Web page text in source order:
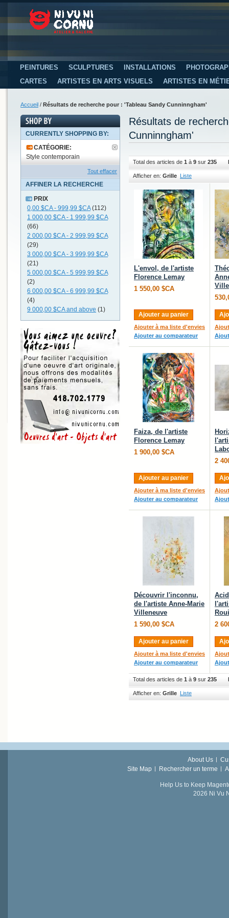
PEINTURES SCULPTURES INSTALLATIONS
CARTES
ARTISTES EN ARTS VISUELS ARTISTES EN
Accueil / Résultats de recherche pour : 'Tableau Sandy Cunninngham'
Résultats de
Cunninngham'
Total des articles de 1 à 9 sur 235
Afficher en: Grille Liste
L'envol, de l'artiste
Florence Lemay
1 550,00 $CA
Ajouter au panier
Ajouter à ma liste d'envies
Ajouter au comparateur
Faiza, de l'artiste
Florence Lemay
1 900,00 $CA
Ajouter au panier
Ajouter à ma liste d'envies
Ajouter au comparateur
2
Découvrir l'inconnu,
de l'artiste Anne-Marie
Villeneuve
1 590,00 $CA
Ajouter au panier
Ajouter à ma liste d'envies
Ajouter au comparateur
2
Total des articles de 1 à 9 sur 235
Afficher en: Grille Liste
CURRENTLY SHOPPING BY:
CATÉGORIE:
Style contemporain
Tout effacer
AFFINER LA RECHERCHE
PRIX
0,00 $CA- 999,99 $CA(112)
1 000,00 $CA- 1 999,99 $CA
(66)
2 000,00 $CA- 2 999,99 $CA
(29)
3 000,00 $CA- 3 999,99 $CA
(21)
5 000,00 $CA- 5 999,99 $CA
(2)
6 000,00 $CA- 6 999,99 $CA
(4)
9 000,00 $CAand above (1)
About Us
Site Map
Rechercher un terme
Help Us to Keep
2026 Ni Vu